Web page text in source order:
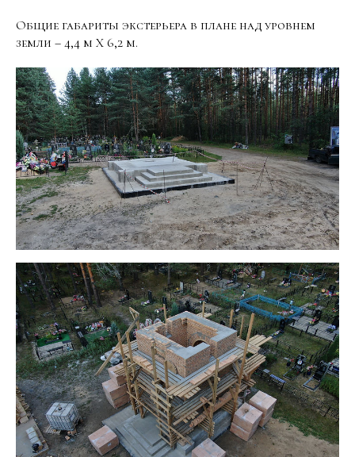
Общие габариты экстерьера в плане над уровнем
земли – 4,4 м Х 6,2 м.